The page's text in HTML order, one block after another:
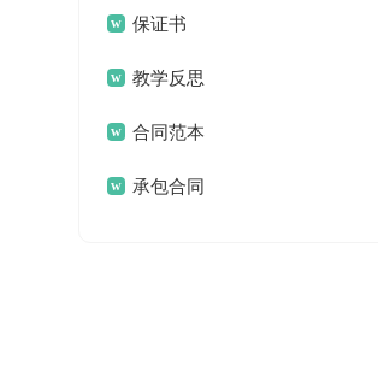
保证书
教学反思
合同范本
承包合同